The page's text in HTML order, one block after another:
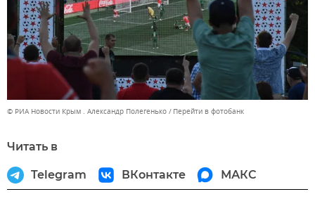
© РИА Новости Крым . Александр Полегенько Перейти в фотобанк
Читать в
Telegram ВКонтакте МАКС